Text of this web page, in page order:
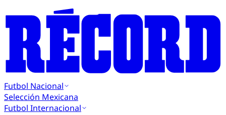
Futbol Nacional
Selección Mexicana
Futbol Internacional